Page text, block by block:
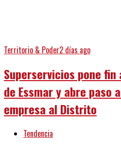
Territorio & Poder2 días ago
Superservicios pone
de Essmar y abre paso
empresa al Distrito
Tendencia